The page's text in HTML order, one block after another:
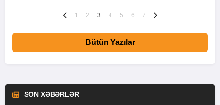
1 2 3 4 5 6 7
Bütün Yazılar
SON XƏBƏRLƏR